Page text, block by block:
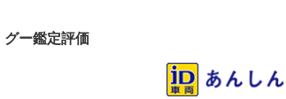
グー鑑定評価